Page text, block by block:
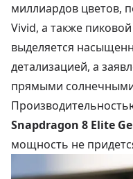
миллиардов цветов,
Vivid, а также
выделяется
детализацией, а
прямыми
Snapdragon 8 Elite
мощность не